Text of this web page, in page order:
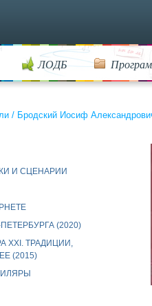
ЛОДБ
/ Бродский Иосиф
И СЦЕНАРИИ
(2020)
XXI. ТРАДИЦИИ,
(2015)